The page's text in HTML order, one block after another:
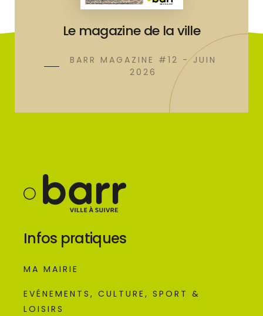
Le magazine de la ville
BARR MAGAZINE #12 - JUIN
2026
Infos pratiques
MA MAIRIE
EVÉNEMENTS, CULTURE, SPORT &
LOISIRS